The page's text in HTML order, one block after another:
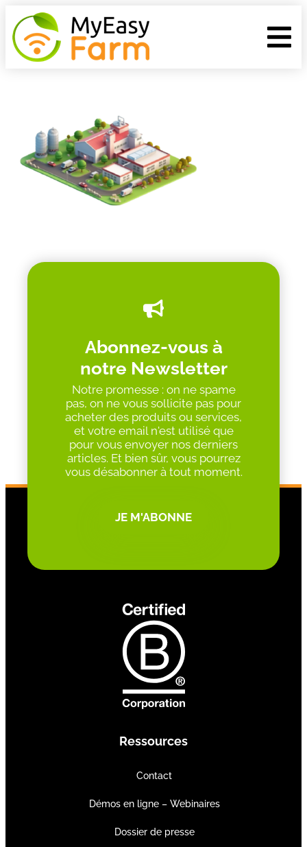
Abonnez-vous à
notre Newsletter
Notre promesse : on ne spame
pas, on ne vous sollicite pas pour
acheter des produits ou services,
et votre email n'est utilisé que
pour vous envoyer nos derniers
articles. Et bien sûr, vous pourrez
vous désabonner à tout moment.
JE M'ABONNE
Ressources
Contact
Démos en ligne – Webinaires
Dossier de presse